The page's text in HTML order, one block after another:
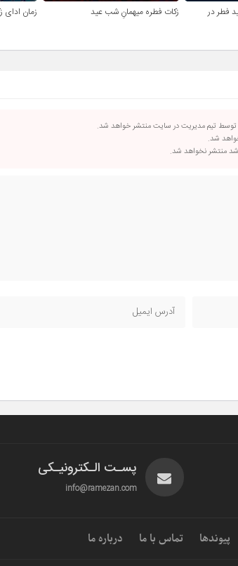
فطر در
زکات فطره میهمانِ شب عید زمان ادای
تیم مدیریت در سایت منتشر خواهد شد.
شد.
منتشر نخواهد شد.
پسـت الـکترونیـکی
info@ramezan.com
پیوندها تماس با ما درباره ما